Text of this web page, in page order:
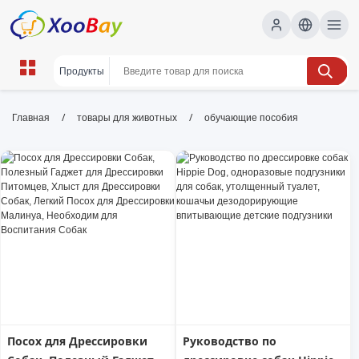
обучающие пособия | XOOBAY
обучающие пособия, учебные материалы,
методика обучения, wholesale обучающие
пособия, XOOBAY
Подбор материалов и методик для преподавателей и
Главная / товары для животных / обучающие пособия
Посох для Дрессировки
Руководство по